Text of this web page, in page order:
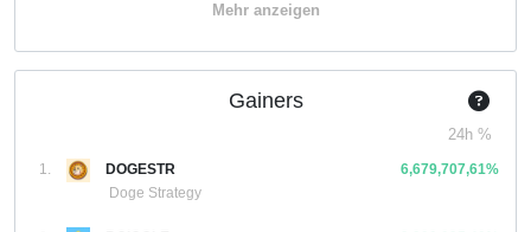
Mehr anzeigen
Gainers
24h %
1.
DOGESTR
Doge Strategy
6,679,707,61%